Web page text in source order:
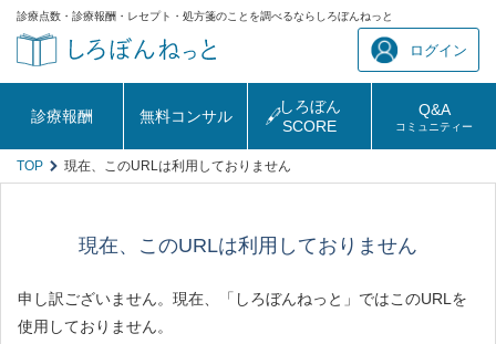
診療点数・診療報酬・レセプト・処方箋のことを調べるならしろぼんねっと
ログイン
診療報酬 無料コンサル
しろぼん
SCORE
Q&A
コミュニティー
TOP 現在、このURLは利用しておりません
現在、このURLは利用しておりません
申し訳ございません。現在、「しろぼんねっと」ではこのURLを
使用しておりません。